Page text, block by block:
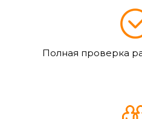
Полная проверка